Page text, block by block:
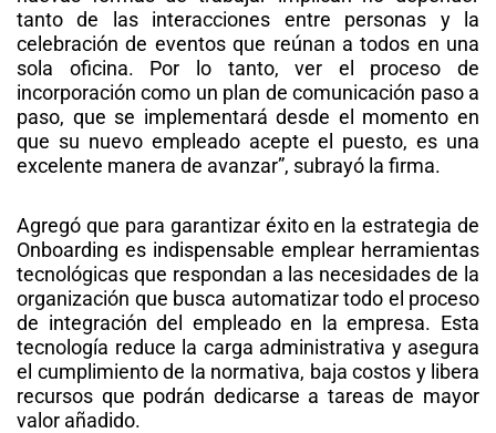
tanto de las interacciones entre personas y la
celebración de eventos que reúnan a todos en una
sola oficina. Por lo tanto, ver el proceso de
incorporación como un plan de comunicación paso a
paso, que se implementará desde el momento en
que su nuevo empleado acepte el puesto, es una
excelente manera de avanzar”, subrayó la firma.
Agregó que para garantizar éxito en la estrategia de
Onboarding es indispensable emplear herramientas
tecnológicas que respondan a las necesidades de la
organización que busca automatizar todo el proceso
de integración del empleado en la empresa. Esta
tecnología reduce la carga administrativa y asegura
el cumplimiento de la normativa, baja costos y libera
recursos que podrán dedicarse a tareas de mayor
valor añadido.